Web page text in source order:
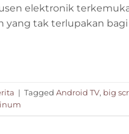
elektronik
yang tak terlupakan
| Tagged Android TV, big